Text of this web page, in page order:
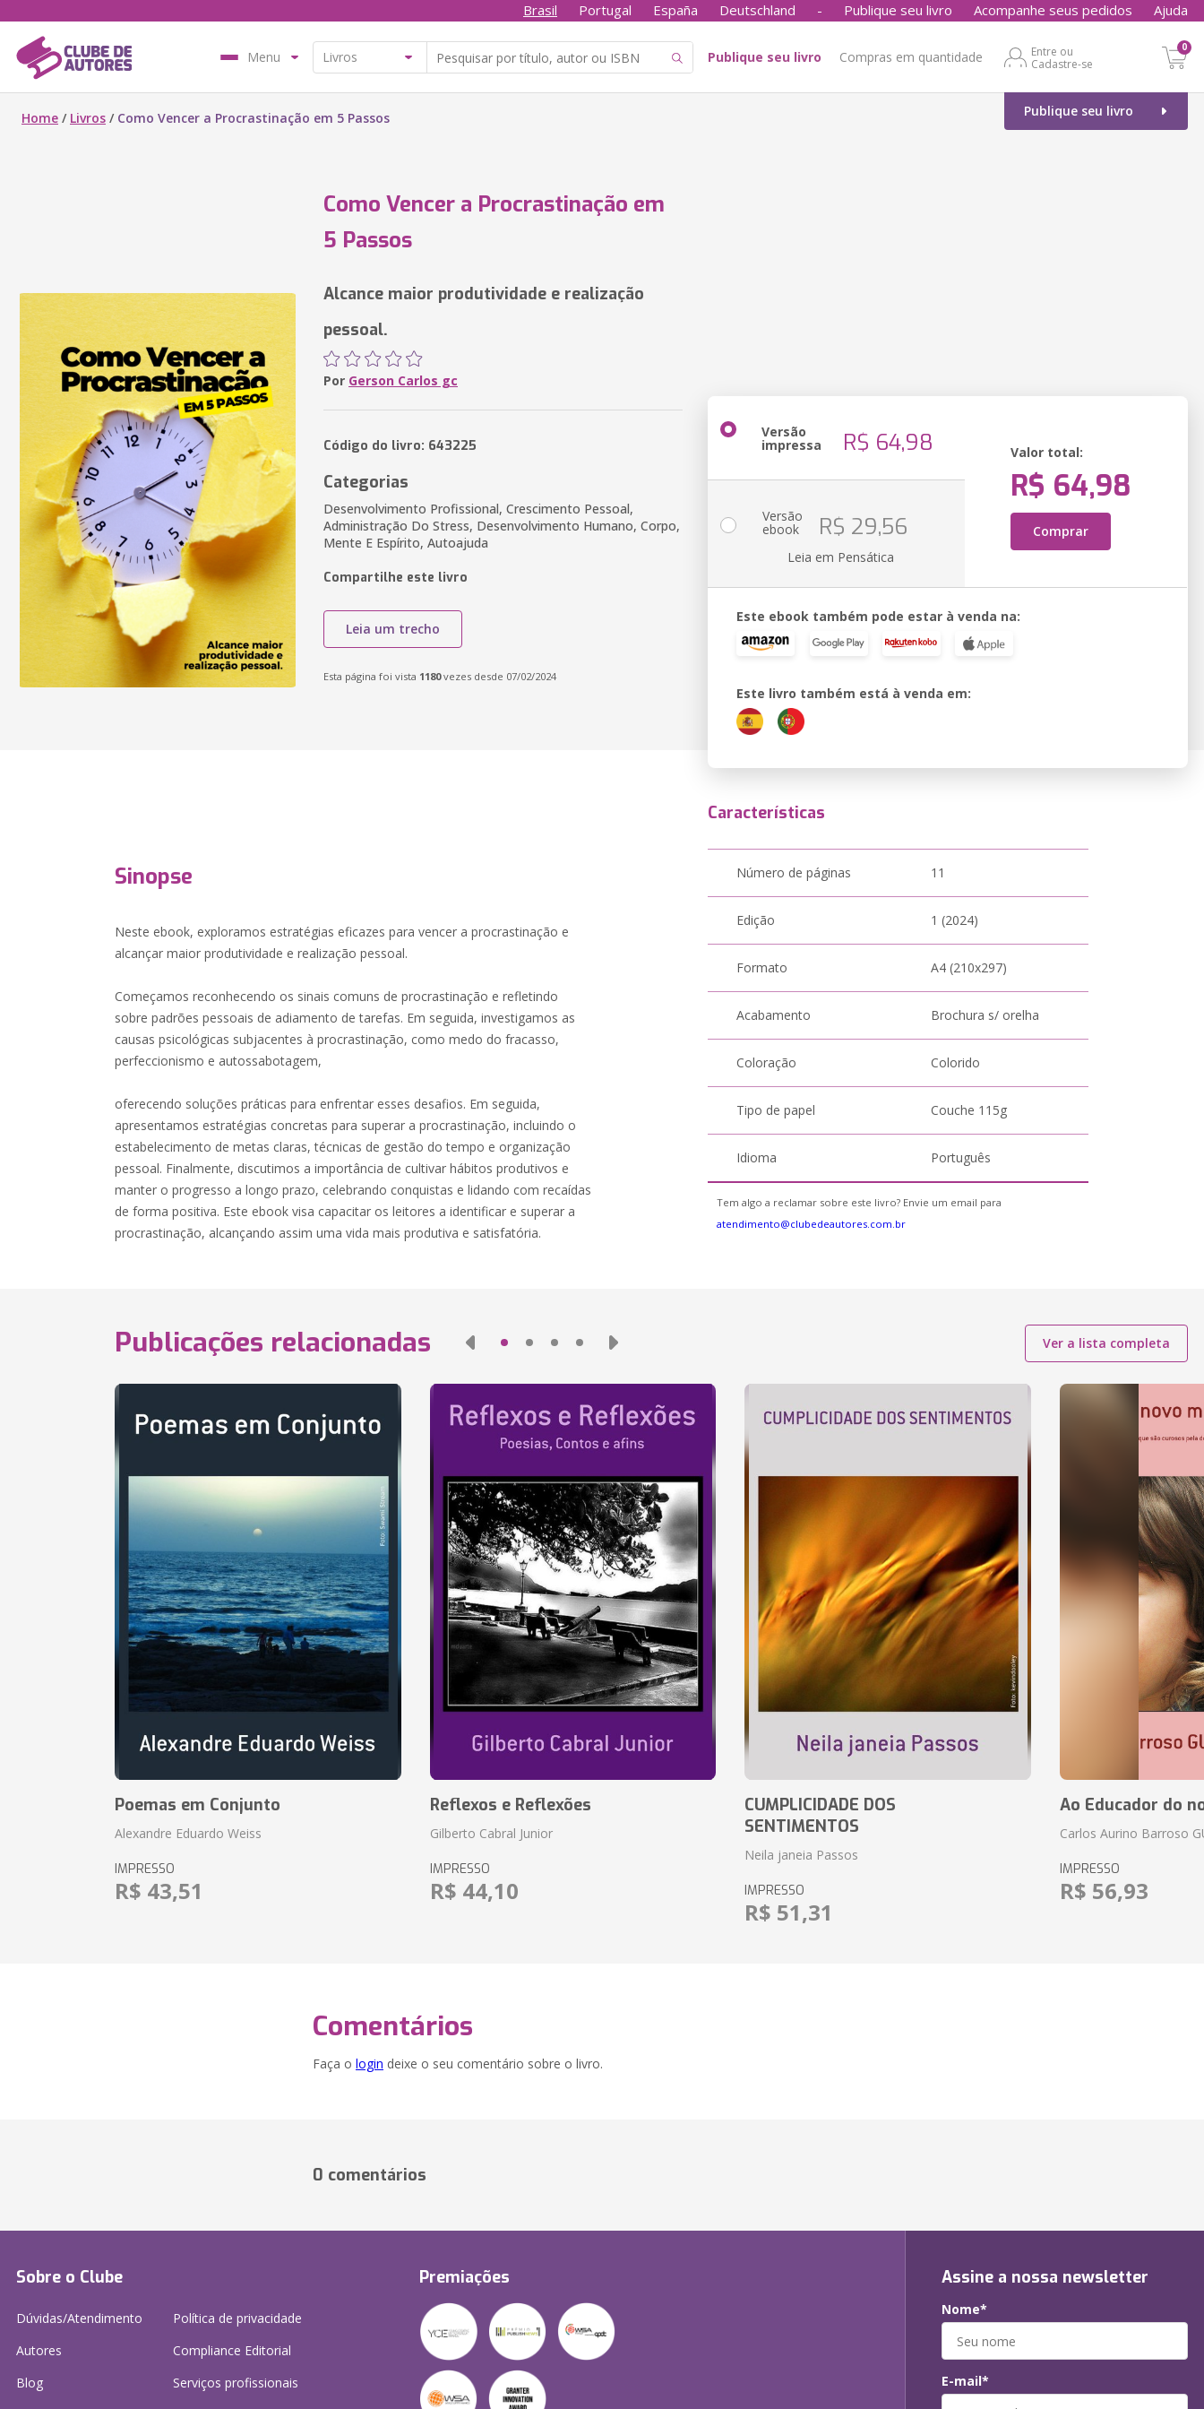
Brasil Portugal España Deutschland - Publique seu livro Acompanhe seus pedidos Ajuda
Menu Publique seu livro Compras em quantidade
Entre ou
Cadastre-se
0
Publique seu livro
Home / Livros / Como Vencer a Procrastinação em 5 Passos
Como Vencer a Procrastinação em
5 Passos
Alcance maior produtividade e realização
pessoal.
Por Gerson Carlos gc
Código do livro: 643225
Categorias
Desenvolvimento Profissional, Crescimento Pessoal,
Administração Do Stress, Desenvolvimento Humano, Corpo,
Mente E Espírito, Autoajuda
Compartilhe este livro
Leia um trecho
Esta página foi vista 1180vezes desde 07/02/2024
Versão
impressa R$ 64,98 Valor total:
R$ 64,98
Comprar
Versão
ebook R$ 29,56
Leia em Pensática
Este ebook também pode estar à venda na:
Este livro também está à venda em:
Sinopse
Neste ebook, exploramos estratégias eficazes para vencer a procrastinação e
alcançar maior produtividade e realização pessoal.
Começamos reconhecendo os sinais comuns de procrastinação e refletindo
sobre padrões pessoais de adiamento de tarefas. Em seguida, investigamos as
causas psicológicas subjacentes à procrastinação, como medo do fracasso,
perfeccionismo e autossabotagem,
oferecendo soluções práticas para enfrentar esses desafios. Em seguida,
apresentamos estratégias concretas para superar a procrastinação, incluindo o
estabelecimento de metas claras, técnicas de gestão do tempo e organização
pessoal. Finalmente, discutimos a importância de cultivar hábitos produtivos e
manter o progresso a longo prazo, celebrando conquistas e lidando com recaídas
de forma positiva. Este ebook visa capacitar os leitores a identificar e superar a
procrastinação, alcançando assim uma vida mais produtiva e satisfatória.
Características
Número de páginas 11
Edição 1 (2024)
Formato A4 (210x297)
Acabamento Brochura s/ orelha
Coloração Colorido
Tipo de papel Couche 115g
Idioma Português
Tem algo a reclamar sobre este livro? Envie um email para
atendimento@clubedeautores.com.br
Publicações relacionadas Ver a lista completa
Poemas em Conjunto
Alexandre Eduardo Weiss
IMPRESSO
R$ 43,51
Reflexos e Reflexões
Gilberto Cabral Junior
IMPRESSO
R$ 44,10
CUMPLICIDADE DOS
SENTIMENTOS
Neila janeia Passos
IMPRESSO
R$ 51,31
Ao Educador do
Carlos Aurino Barroso
IMPRESSO
R$ 56,93
Comentários
Faça o login deixe o seu comentário sobre o livro.
0 comentários
Sobre o Clube
Dúvidas/Atendimento
Autores
Blog
Política de privacidade
Compliance Editorial
Serviços profissionais
Premiações Assine a nossa newsletter
Nome*
E-mail*